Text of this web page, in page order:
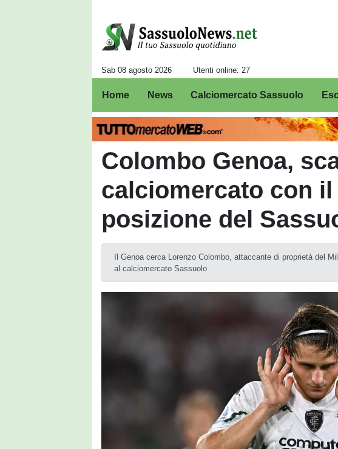
Sab 08 agosto 2026 Utenti online: 27
Home News Calciomercato Sassuolo
Colombo Genoa,
calciomercato con il
posizione del
Il Genoa cerca Lorenzo Colombo, attaccante di proprietà del
al calciomercato Sassuolo